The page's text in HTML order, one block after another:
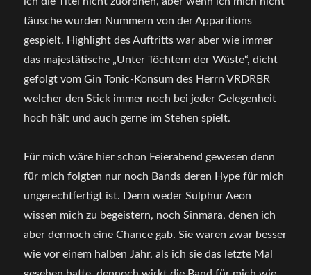
täusche wurden Nummern von der Apparitions
gespielt. Highlight des Auftritts war aber wie immer
das majestätische „Unter Töchtern der Wüste“, dicht
gefolgt vom Gin Tonic-Konsum des Herrn VRDRBR
welcher den Stick immer noch bei jeder Gelegenheit
hoch hält und auch gerne im Stehen spielt.
Für mich wäre hier schon Feierabend gewesen denn
für mich folgten nur noch Bands deren Hype für mich
ungerechtfertigt ist. Denn weder Sulphur Aeon
wissen mich zu begeistern, noch Sinmara, denen ich
aber dennoch eine Chance gab. Sie waren zwar besser
wie vor einem halben Jahr, als ich sie das letzte Mal